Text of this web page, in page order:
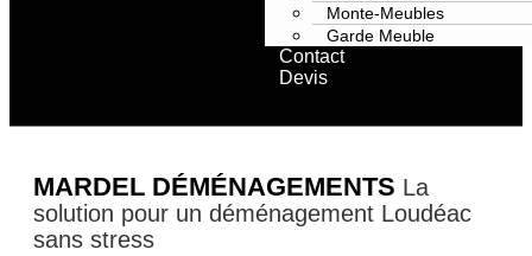
Monte-Meubles
Garde Meuble
Contact
Devis
MARDEL DÉMÉNAGEMENTS La
solution pour un déménagement Loudéac
sans stress